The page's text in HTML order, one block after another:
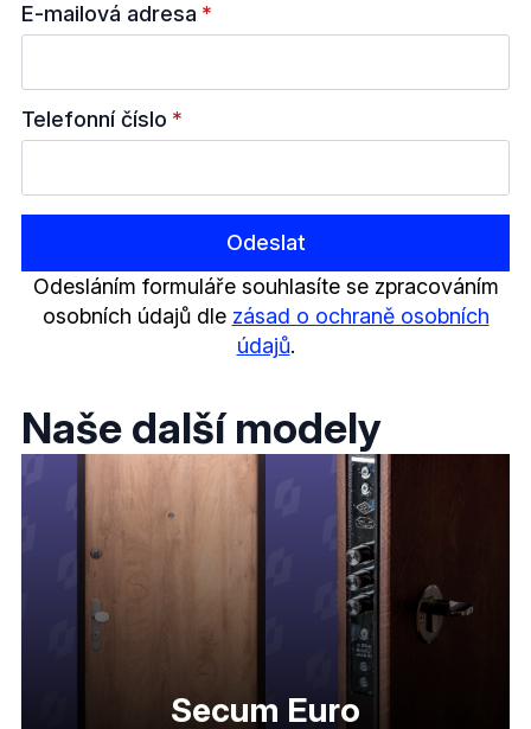
E-mailová adresa *
Telefonní číslo *
Odeslat
Odesláním formuláře souhlasíte se zpracováním
osobních údajů dle zásad o ochraně osobních
údajů.
Naše další modely
Secum Euro